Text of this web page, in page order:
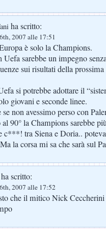
ha scritto:
2007 alle 17:51
è solo la Champions.
Uefa sarebbe un impegno
sui risultati della
si potrebbe adottare il
giovani e seconde linee.
se non avessimo perso con
90° la Champions sarebbe
c***! tra Siena e Doria..
la corsa mi sa che sarà sul
ha scritto:
2007 alle 17:52
che il mitico Nick